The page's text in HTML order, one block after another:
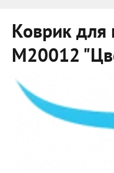
Коврик
M20012